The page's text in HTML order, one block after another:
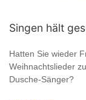
Singen hält
Hatten Sie wieder
Weihnachtslieder
Dusche-Sänger?